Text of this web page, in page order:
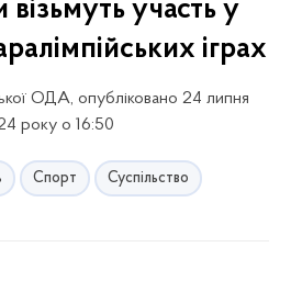
участь у
іграх
ОДА, опубліковано 24 липня
року о 16:50
Спорт Суспільство